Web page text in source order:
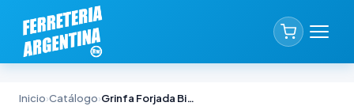
Inicio›Catálogo› Grinfa Forjada Biassoni 16x400 mm Diám. 12 mm